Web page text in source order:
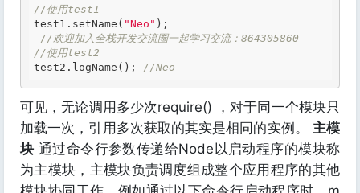
//使用test1
test1.setName( "Neo" );
//欢迎加入全栈开发交流圈一起学习交流：864305860
//使用test2
test2.logName(); //Neo
可见，无论调用多少次require() ，对于同一个模块只
加载一次，引用多次获取的其实是相同的实例。 主模
块 通过命令行参数传递给Node以启动程序的模块称
为主模块，主模块负责调度组成整个应用程序的其他